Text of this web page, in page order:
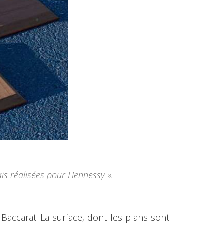
réalisées pour Hennessy ».
La surface, dont les plans sont